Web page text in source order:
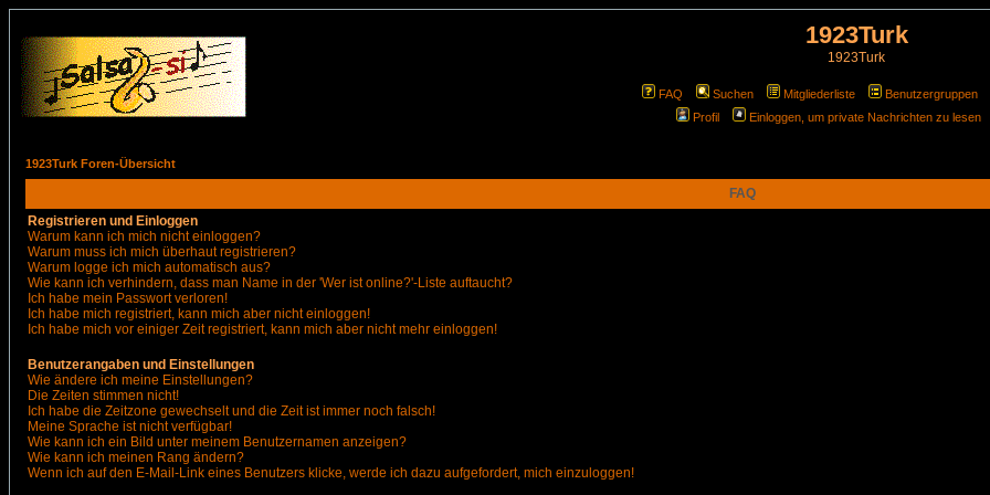
1923Turk
1923Turk
FAQ Suchen Mitgliederliste Benutzergruppen
Profil
Einloggen, um private Nachrichten zu lesen
1923Turk Foren-Übersicht
FAQ
Registrieren und Einloggen
Warum kann ich mich nicht einloggen?
Warum muss ich mich überhaut registrieren?
Warum logge ich mich automatisch aus?
Wie kann ich verhindern, dass man Name in der 'Wer ist online?'-Liste auftaucht?
Ich habe mein Passwort verloren!
Ich habe mich registriert, kann mich aber nicht einloggen!
Ich habe mich vor einiger Zeit registriert, kann mich aber nicht mehr einloggen!
Benutzerangaben und Einstellungen
Wie ändere ich meine Einstellungen?
Die Zeiten stimmen nicht!
Ich habe die Zeitzone gewechselt und die Zeit ist immer noch falsch!
Meine Sprache ist nicht verfügbar!
Wie kann ich ein Bild unter meinem Benutzernamen anzeigen?
Wie kann ich meinen Rang ändern?
Wenn ich auf den E-Mail-Link eines Benutzers klicke, werde ich dazu aufgefordert, mich einzuloggen!